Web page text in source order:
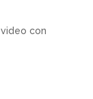
con